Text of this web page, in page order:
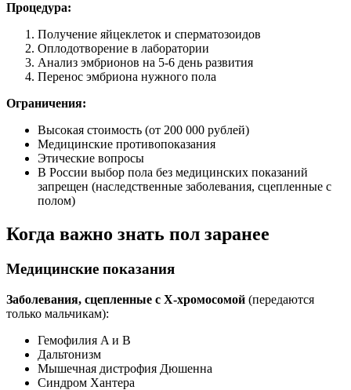
Процедура:
Получение яйцеклеток и сперматозоидов
Оплодотворение в лаборатории
Анализ эмбрионов на 5-6 день развития
Перенос эмбриона нужного пола
Ограничения:
Высокая стоимость (от 200 000 рублей)
Медицинские противопоказания
Этические вопросы
В России выбор пола без медицинских показаний
запрещен (наследственные заболевания, сцепленные с
полом)
Когда важно знать пол заранее
Медицинские показания
Заболевания, сцепленные с X-хромосомой (передаются
только мальчикам):
Гемофилия A и B
Дальтонизм
Мышечная дистрофия Дюшенна
Синдром Хантера